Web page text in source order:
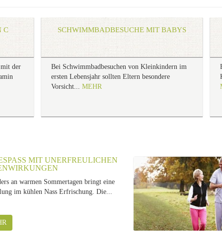
W
mit der
SCHWIMMBADBESUCHE MIT BABYS
Bei Schwimmbadbesuchen von Kleinkindern im
ersten Lebensjahr sollten Eltern besondere
Vorsicht... MEHR
MIT UNERFREULICHEN N
an warmen Sommertagen bringt eine
im kühlen Nass Erfrischung. Die...